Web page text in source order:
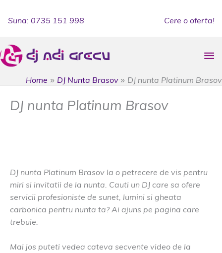
Suna: 0735 151 998 Cere o oferta!
Home DJ Nunta Brasov DJ nunta Platinum Brasov
DJ nunta Platinum Brasov
DJ nunta Platinum Brasov la o petrecere de vis pentru
miri si invitatii de la nunta. Cauti un DJ care sa ofere
servicii profesioniste de sunet, lumini si gheata
carbonica pentru nunta ta? Ai ajuns pe pagina care
trebuie.
Mai jos puteti vedea cateva secvente video de la